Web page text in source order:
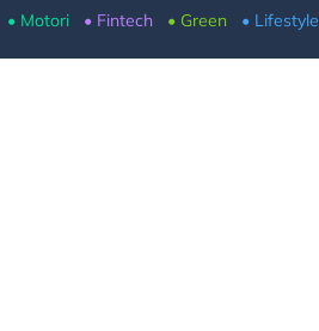
• Motori • Fintech • Green • Lifestyle